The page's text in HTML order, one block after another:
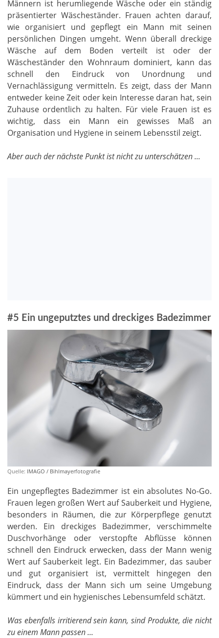
Männern ist herumliegende Wäsche oder ein ständig
präsentierter Wäscheständer. Frauen achten darauf,
wie organisiert und gepflegt ein Mann mit seinen
persönlichen Dingen umgeht. Wenn überall dreckige
Wäsche auf dem Boden verteilt ist oder der
Wäscheständer den Wohnraum dominiert, kann das
schnell den Eindruck von Unordnung und
Vernachlässigung vermitteln. Es zeigt, dass der Mann
entweder keine Zeit oder kein Interesse daran hat, sein
Zuhause ordentlich zu halten. Für viele Frauen ist es
wichtig, dass ein Mann ein gewisses Maß an
Organisation und Hygiene in seinem Lebensstil zeigt.
Aber auch der nächste Punkt ist nicht zu unterschätzen ...
#5 Ein ungeputztes und dreckiges Badezimmer
Quelle: IMAGO / Bihlmayerfotografie
Ein ungepflegtes Badezimmer ist ein absolutes No-Go.
Frauen legen großen Wert auf Sauberkeit und Hygiene,
besonders in Räumen, die zur Körperpflege genutzt
werden. Ein dreckiges Badezimmer, verschimmelte
Duschvorhänge oder verstopfte Abflüsse können
schnell den Eindruck erwecken, dass der Mann wenig
Wert auf Sauberkeit legt. Ein Badezimmer, das sauber
und gut organisiert ist, vermittelt hingegen den
Eindruck, dass der Mann sich um seine Umgebung
kümmert und ein hygienisches Lebensumfeld schätzt.
Was ebenfalls irritierend sein kann, sind Produkte, die nicht
zu einem Mann passen ...